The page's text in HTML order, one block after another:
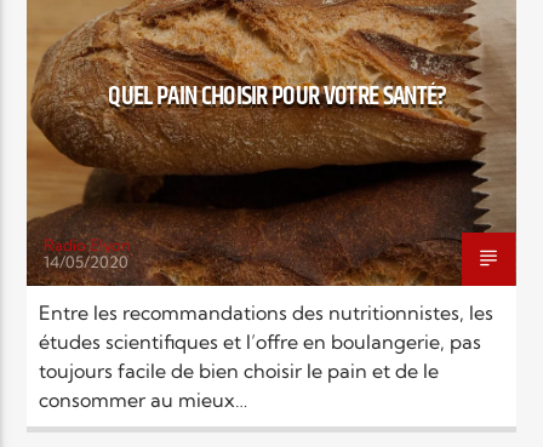
TITRE
ARTISTE
Radio Elyon
Elyon Rhema
QUEL PAIN CHOISIR POUR VOTRE SANTÉ?
Radio Elyon
14/05/2020
Entre les recommandations des nutritionnistes, les
études scientifiques et l’offre en boulangerie, pas
toujours facile de bien choisir le pain et de le
consommer au mieux…